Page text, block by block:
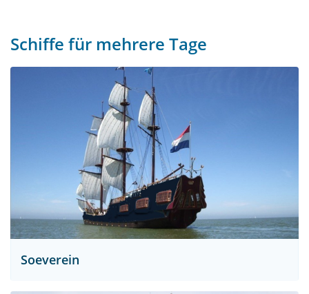
Schiffe für mehrere Tage
Soeverein